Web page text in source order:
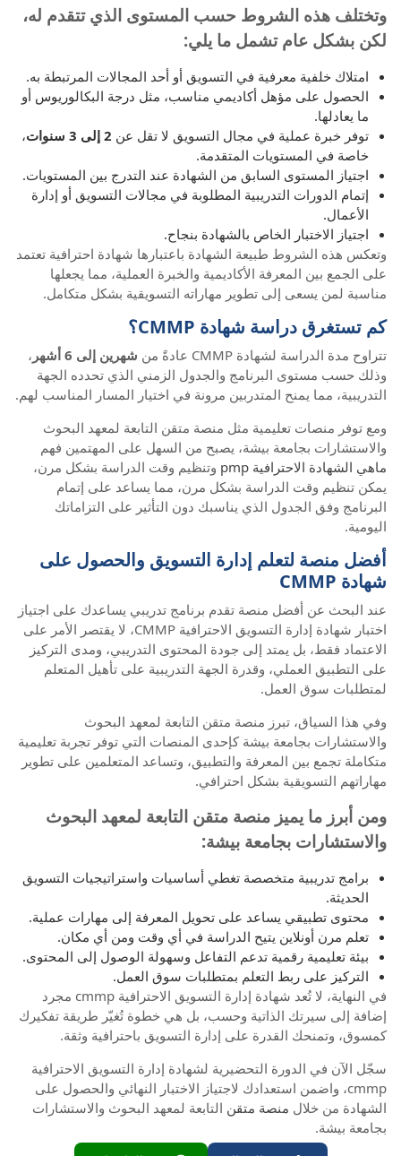
وتختلف هذه الشروط حسب المستوى الذي تتقدم له،
لكن بشكل عام تشمل ما يلي:
امتلاك خلفية معرفية في التسويق أو أحد المجالات المرتبطة به.
الحصول على مؤهل أكاديمي مناسب، مثل درجة البكالوريوس أو
ما يعادلها.
توفر خبرة عملية في مجال التسويق لا تقل عن
،
خاصة في المستويات المتقدمة.
اجتياز المستوى السابق من الشهادة عند التدرج بين المستويات.
إتمام الدورات التدريبية المطلوبة في مجالات التسويق أو إدارة
الأعمال.
اجتياز الاختبار الخاص بالشهادة بنجاح.
وتعكس هذه الشروط طبيعة الشهادة باعتبارها شهادة احترافية تعتمد
على الجمع بين المعرفة الأكاديمية والخبرة العملية، مما يجعلها
مناسبة لمن يسعى إلى تطوير مهاراته التسويقية بشكل متكامل.
كم تستغرق دراسة شهادة CMMP؟
تتراوح مدة الدراسة لشهادة CMMP عادةً من شهرين إلى 6 أشهر
،
وذلك حسب مستوى البرنامج والجدول الزمني الذي تحدده الجهة
التدريبية، مما يمنح المتدربين مرونة في اختيار المسار المناسب لهم.
ومع توفر منصات تعليمية مثل منصة متقن التابعة لمعهد البحوث
والاستشارات بجامعة بيشة، يصبح من السهل على المهتمين فهم
ماهي الشهادة الاحترافية pmp
وتنظيم وقت الدراسة بشكل مرن،
يمكن تنظيم وقت الدراسة بشكل مرن، مما يساعد على إتمام
البرنامج وفق الجدول الذي يناسبك دون التأثير على التزاماتك
اليومية.
أفضل منصة لتعلم إدارة التسويق والحصول على
شهادة CMMP
عند البحث عن أفضل منصة تقدم برنامج تدريبي يساعدك على اجتياز
اختبار شهادة إدارة التسويق الاحترافية CMMP، لا يقتصر الأمر على
الاعتماد فقط، بل يمتد إلى جودة المحتوى التدريبي، ومدى التركيز
على التطبيق العملي، وقدرة الجهة التدريبية على تأهيل المتعلم
لمتطلبات سوق العمل.
وفي هذا السياق، تبرز منصة متقن التابعة لمعهد البحوث
والاستشارات بجامعة بيشة كإحدى المنصات التي توفر تجربة تعليمية
متكاملة تجمع بين المعرفة والتطبيق، وتساعد المتعلمين على تطوير
مهاراتهم التسويقية بشكل احترافي.
ومن أبرز ما يميز منصة متقن التابعة لمعهد البحوث
والاستشارات بجامعة بيشة:
برامج تدريبية متخصصة تغطي أساسيات واستراتيجيات التسويق
الحديثة.
محتوى تطبيقي يساعد على تحويل المعرفة إلى مهارات عملية.
تعلم مرن أونلاين يتيح الدراسة في أي وقت ومن أي مكان.
بيئة تعليمية رقمية تدعم التفاعل وسهولة الوصول إلى المحتوى.
التركيز على ربط التعلم بمتطلبات سوق العمل.
في النهاية، لا تُعد شهادة إدارة التسويق الاحترافية cmmp مجرد
إضافة إلى سيرتك الذاتية وحسب، بل هي خطوة تُغيّر طريقة تفكيرك
كمسوق، وتمنحك القدرة على إدارة التسويق باحترافية وثقة.
سجّل الآن في الدورة التحضيرية لشهادة إدارة التسويق الاحترافية
cmmp، واضمن استعدادك لاجتياز الاختبار النهائي والحصول على
الشهادة من خلال منصة متقن التابعة لمعهد البحوث والاستشارات
بجامعة بيشة.